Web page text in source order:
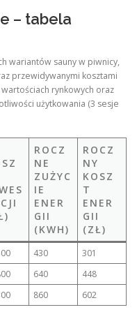
– tabela
wariantów sauny w piwnicy,
przewidywanymi kosztami
rynkowych oraz
użytkowania (3 sesje
ROCZ
NE
ZUŻYC
IE
ENER
GII
(KWH)
ROCZ
NY
KOSZ
T
ENER
GII
(ZŁ)
430
301
640
448
860 602